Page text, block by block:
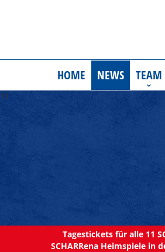
HOME NEWS TEAM
11
Tagestickets für alle 11
SCHARRena Heimspiele